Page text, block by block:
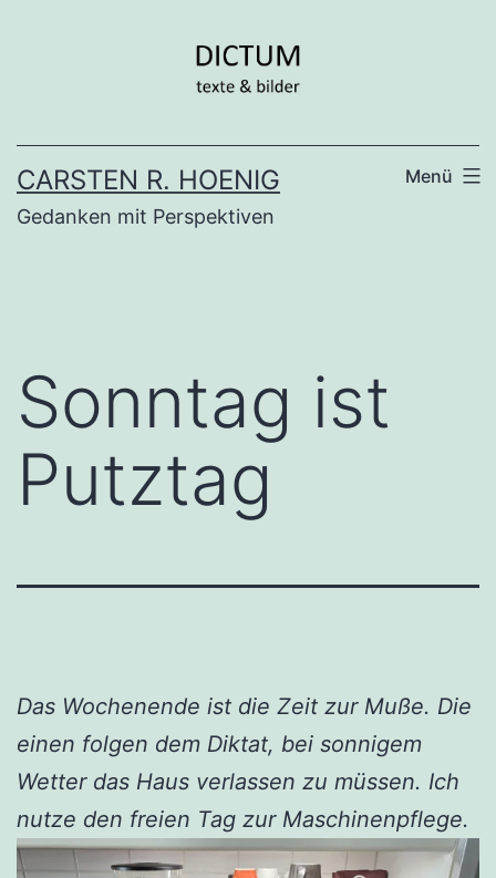
CARSTEN R. HOENIG
Gedanken mit Perspektiven
Menü
Sonntag ist
Putztag
Das Wochenende ist die Zeit zur Muße. Die
einen folgen dem Diktat, bei sonnigem
Wetter das Haus verlassen zu müssen. Ich
nutze den freien Tag zur Maschinenpflege.